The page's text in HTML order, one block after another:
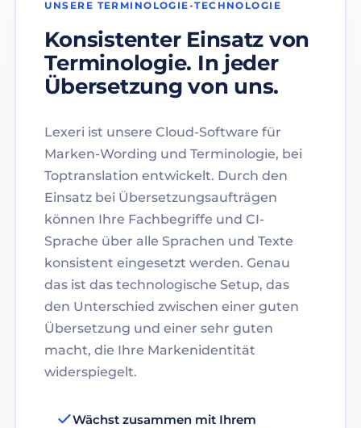
UNSERE TERMINOLOGIE-TECHNOLOGIE
Konsistenter Einsatz von
Terminologie. In jeder
Übersetzung von uns.
Lexeri ist unsere Cloud-Software für
Marken-Wording und Terminologie, bei
Toptranslation entwickelt. Durch den
Einsatz bei Übersetzungsaufträgen
können Ihre Fachbegriffe und CI-
Sprache über alle Sprachen und Texte
konsistent eingesetzt werden. Genau
das ist das technologische Setup, das
den Unterschied zwischen einer guten
Übersetzung und einer sehr guten
macht, die Ihre Markenidentität
widerspiegelt.
Wächst zusammen mit Ihrem